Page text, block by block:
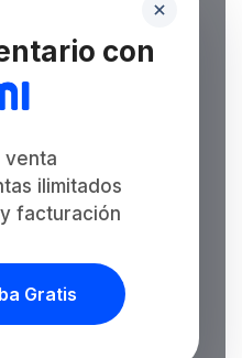
con
venta
ilimitados
facturación
Gratis